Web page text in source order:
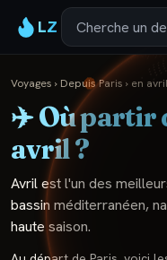
LZ
Voyages › DepuisParis › en avril
✈️ Où partir
avril?
Avril est l'un des
bassin méditerranéen,
haute saison.